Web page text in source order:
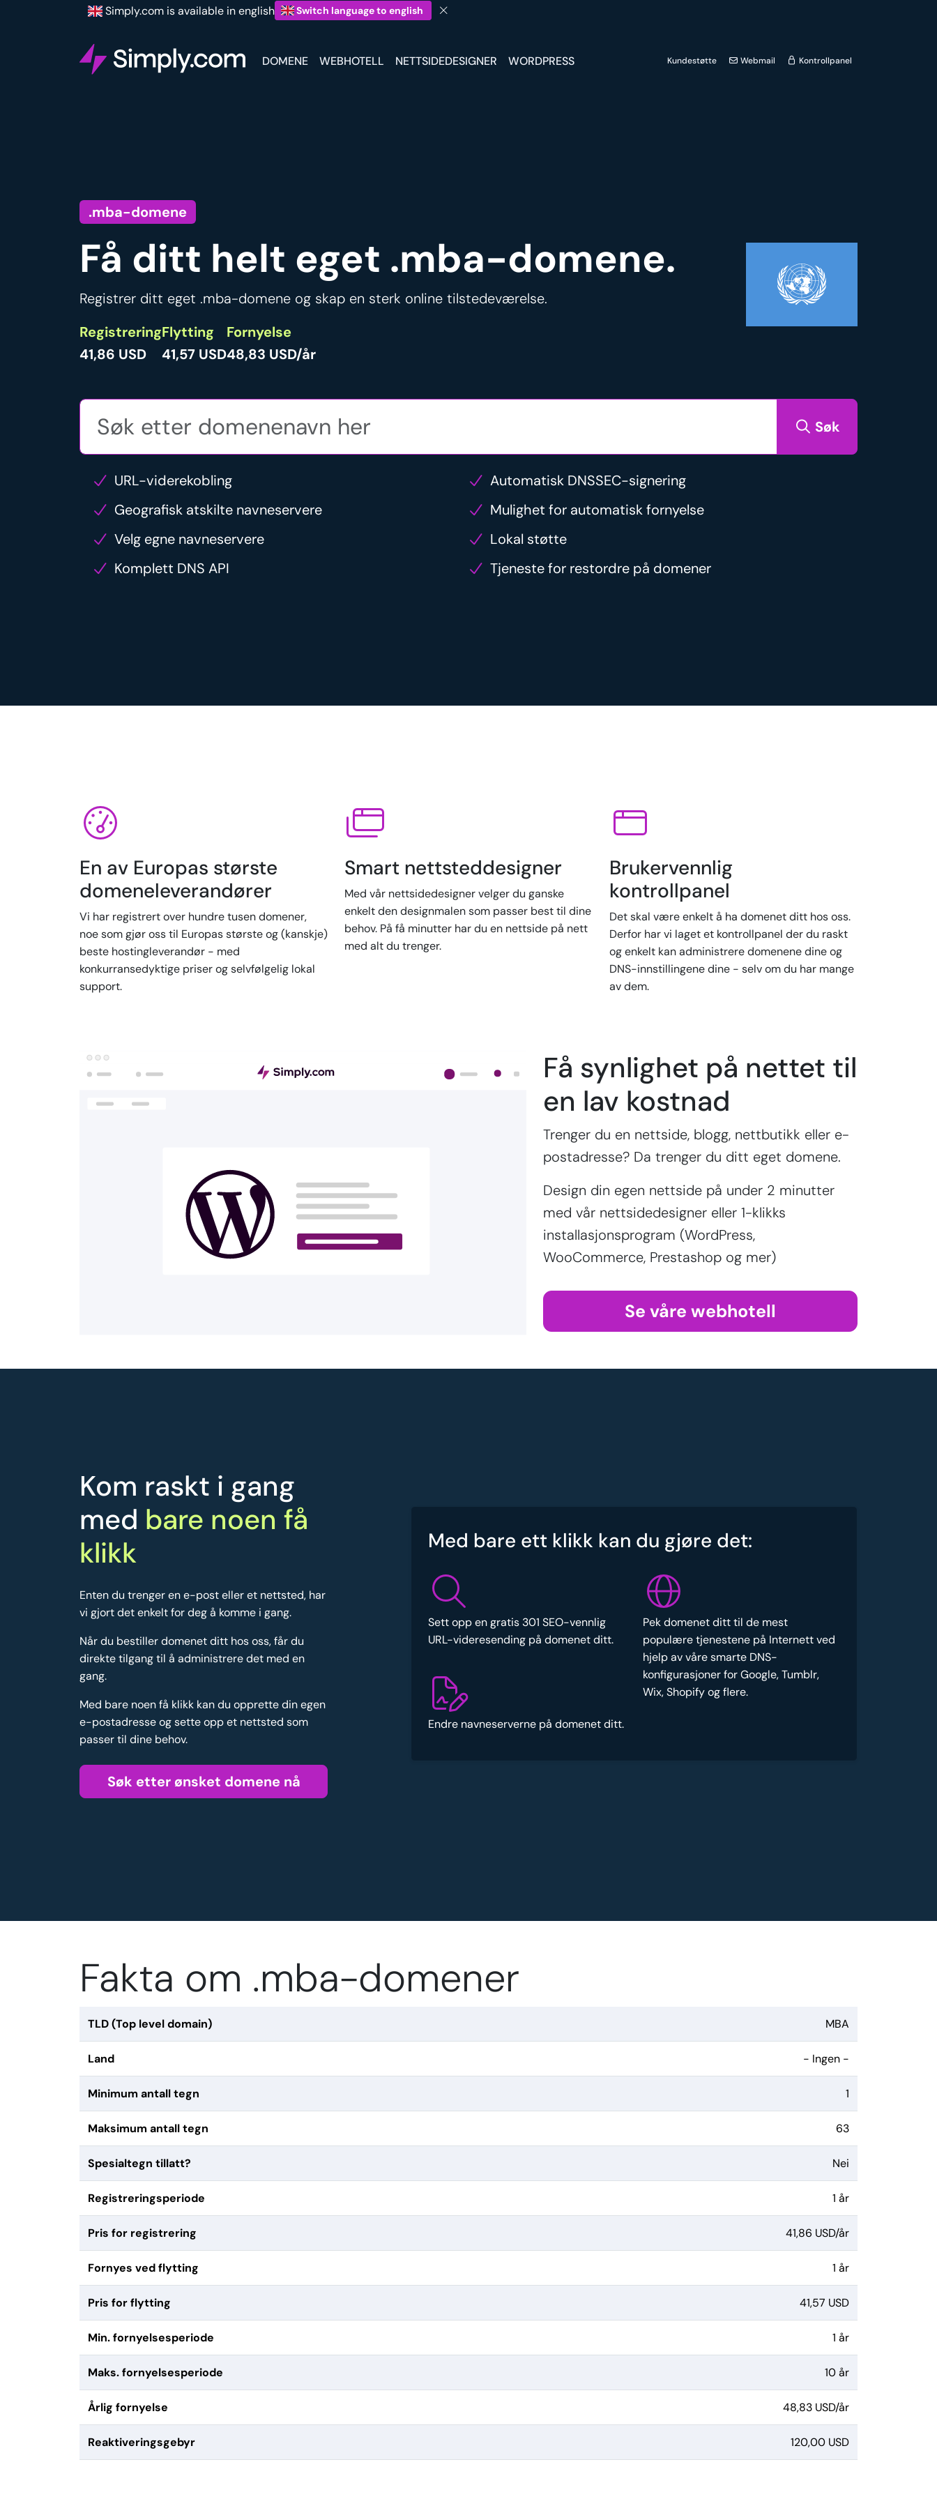
Simply.com is available in english Switch language to english
DOMENE WEBHOTELL NETTSIDEDESIGNER WORDPRESS Kundestøtte Webmail Kontrollpanel
.mba-domene
Få ditt helt eget .mba-domene.
Registrer ditt eget .mba-domene og skap en sterk online tilstedeværelse.
Registrering
41,86 USD
Flytting
41,57 USD
Fornyelse
48,83 USD/år
Søk
URL-viderekobling
Automatisk DNSSEC-signering
Geografisk atskilte navneservere
Mulighet for automatisk fornyelse
Velg egne navneservere
Lokal støtte
Komplett DNS API
Tjeneste for restordre på domener
En av Europas største
domeneleverandører
Vi har registrert over hundre tusen domener,
noe som gjør oss til Europas største og (kanskje)
beste hostingleverandør - med
konkurransedyktige priser og selvfølgelig lokal
support.
Smart nettsteddesigner
Med vår nettsidedesigner velger du ganske
enkelt den designmalen som passer best til dine
behov. På få minutter har du en nettside på nett
med alt du trenger.
Brukervennlig
kontrollpanel
Det skal være enkelt å ha domenet ditt hos oss.
Derfor har vi laget et kontrollpanel der du raskt
og enkelt kan administrere domenene dine og
DNS-innstillingene dine - selv om du har mange
av dem.
Få synlighet på nettet til
en lav kostnad
Trenger du en nettside, blogg, nettbutikk eller e-
postadresse? Da trenger du ditt eget domene.
Design din egen nettside på under 2 minutter
med vår nettsidedesigner eller 1-klikks
installasjonsprogram (WordPress,
WooCommerce, Prestashop og mer)
Se våre webhotell
Kom raskt i gang
med bare noen få
klikk
Enten du trenger en e-post eller et nettsted, har
vi gjort det enkelt for deg å komme i gang.
Når du bestiller domenet ditt hos oss, får du
direkte tilgang til å administrere det med en
gang.
Med bare noen få klikk kan du opprette din egen
e-postadresse og sette opp et nettsted som
passer til dine behov.
Søk etter ønsket domene nå
Med bare ett klikk kan du gjøre det:
Sett opp en gratis 301 SEO-vennlig
URL-videresending på domenet ditt.
Endre navneserverne på domenet ditt.
Pek domenet ditt til de mest
populære tjenestene på Internett ved
hjelp av våre smarte DNS-
konfigurasjoner for Google, Tumblr,
Wix, Shopify og flere.
Fakta om .mba-domener
TLD (Top level domain) MBA
Land - Ingen -
Minimum antall tegn 1
Maksimum antall tegn 63
Spesialtegn tillatt? Nei
Registreringsperiode 1 år
Pris for registrering 41,86 USD/år
Fornyes ved flytting 1 år
Pris for flytting 41,57 USD
Min. fornyelsesperiode 1 år
Maks. fornyelsesperiode 10 år
Årlig fornyelse 48,83 USD/år
Reaktiveringsgebyr 120,00 USD